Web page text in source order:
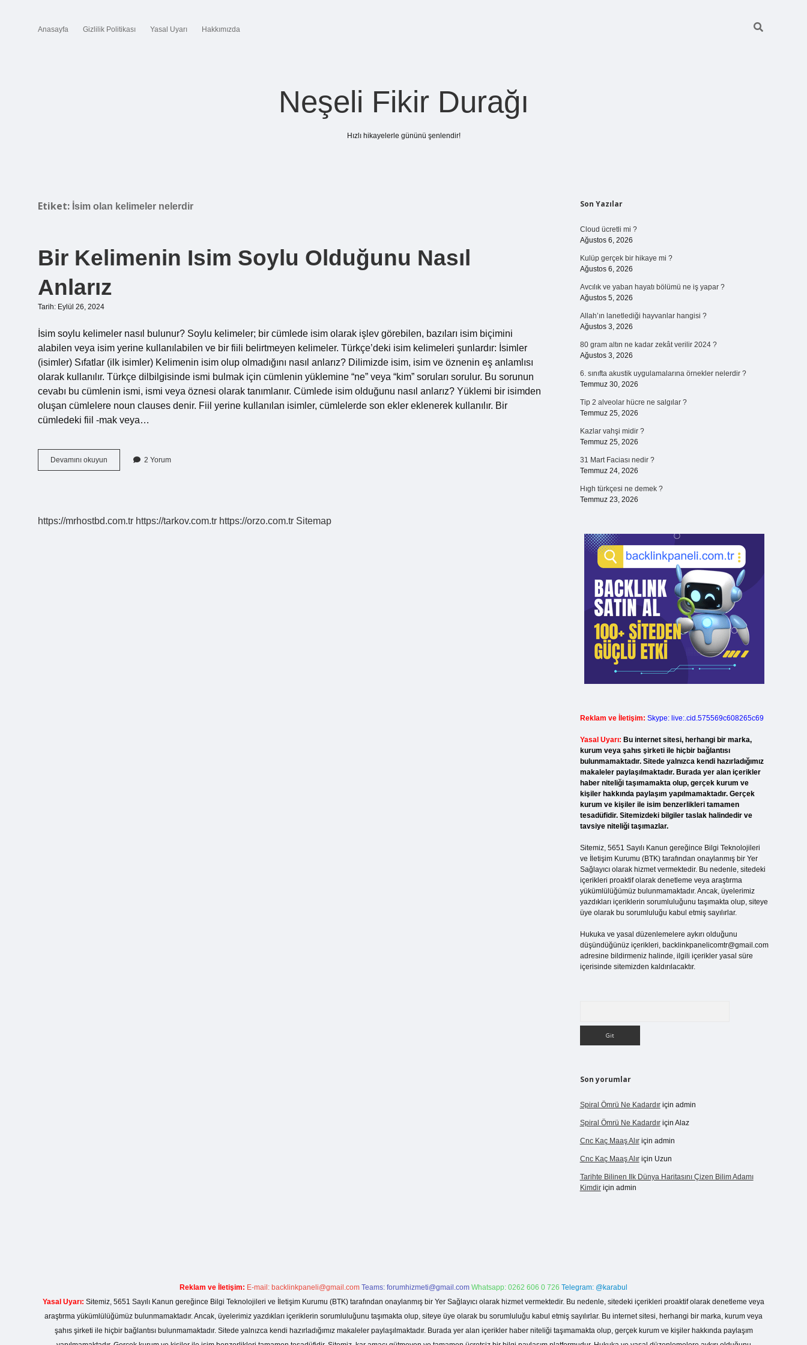
Anasayfa Gizlilik Politikası Yasal Uyarı Hakkımızda
Neşeli Fikir Durağı
Hızlı hikayelerle gününü şenlendir!
Etiket: İsim olan kelimeler nelerdir
Bir Kelimenin Isim Soylu Olduğunu Nasıl
Anlarız
Tarih: Eylül 26, 2024
İsim soylu kelimeler nasıl bulunur? Soylu kelimeler; bir cümlede isim olarak işlev görebilen, bazıları isim biçimini
alabilen veya isim yerine kullanılabilen ve bir fiili belirtmeyen kelimeler. Türkçe’deki isim kelimeleri şunlardır: İsimler
(isimler) Sıfatlar (ilk isimler) Kelimenin isim olup olmadığını nasıl anlarız? Dilimizde isim, isim ve öznenin eş anlamlısı
olarak kullanılır. Türkçe dilbilgisinde ismi bulmak için cümlenin yüklemine “ne” veya “kim” soruları sorulur. Bu sorunun
cevabı bu cümlenin ismi, ismi veya öznesi olarak tanımlanır. Cümlede isim olduğunu nasıl anlarız? Yüklemi bir isimden
oluşan cümlelere noun clauses denir. Fiil yerine kullanılan isimler, cümlelerde son ekler eklenerek kullanılır. Bir
cümledeki fiil -mak veya…
Devamını okuyun
Kelimenin
Anlarız
2 Yorum
https://mrhostbd.com.tr https://tarkov.com.tr https://orzo.com.tr Sitemap
Sidebar
Son Yazılar
Cloud ücretli mi ?
Ağustos 6, 2026
Kulüp gerçek bir hikaye mi ?
Ağustos 6, 2026
Avcılık ve yaban hayatı bölümü ne iş yapar ?
Ağustos 5, 2026
Allah’ın lanetlediği hayvanlar hangisi ?
Ağustos 3, 2026
80 gram altın ne kadar zekât verilir 2024 ?
Ağustos 3, 2026
6. sınıfta akustik uygulamalarına örnekler nelerdir ?
Temmuz 30, 2026
Tip 2 alveolar hücre ne salgılar ?
Temmuz 25, 2026
Kazlar vahşi midir ?
Temmuz 25, 2026
31 Mart Faciası nedir ?
Temmuz 24, 2026
Hıgh türkçesi ne demek ?
Temmuz 23, 2026
Reklam ve İletişim: Skype: live:.cid.575569c608265c69
Yasal Uyarı: Bu internet sitesi, herhangi bir marka,
kurum veya şahıs şirketi ile hiçbir bağlantısı
bulunmamaktadır. Sitede yalnızca kendi hazırladığımız
makaleler paylaşılmaktadır. Burada yer alan içerikler
haber niteliği taşımamakta olup, gerçek kurum ve
kişiler hakkında paylaşım yapılmamaktadır. Gerçek
kurum ve kişiler ile isim benzerlikleri tamamen
tesadüfidir. Sitemizdeki bilgiler taslak halindedir ve
tavsiye niteliği taşımazlar.
Sitemiz, 5651 Sayılı Kanun gereğince Bilgi Teknolojileri
ve İletişim Kurumu (BTK) tarafından onaylanmış bir Yer
Sağlayıcı olarak hizmet vermektedir. Bu nedenle, sitedeki
içerikleri proaktif olarak denetleme veya araştırma
yükümlülüğümüz bulunmamaktadır. Ancak, üyelerimiz
yazdıkları içeriklerin sorumluluğunu taşımakta olup, siteye
üye olarak bu sorumluluğu kabul etmiş sayılırlar.
Hukuka ve yasal düzenlemelere aykırı olduğunu
düşündüğünüz içerikleri, backlinkpanelicomtr@gmail.com
adresine bildirmeniz halinde, ilgili içerikler yasal süre
içerisinde sitemizden kaldırılacaktır.
Son yorumlar
Spiral Ömrü Ne Kadardıriçin admin
Spiral Ömrü Ne Kadardıriçin Alaz
Cnc Kaç Maaş Alıriçin admin
Cnc Kaç Maaş Alıriçin Uzun
Tarihte Bilinen Ilk Dünya Haritasını Çizen Bilim Adamı
Kimdiriçin admin
Reklam ve İletişim: E-mail: backlinkpaneli@gmail.com Teams: forumhizmeti@gmail.com Whatsapp: 0262 606 0 726 Telegram: @karabul
Yasal Uyarı: Sitemiz, 5651 Sayılı Kanun gereğince Bilgi Teknolojileri ve İletişim Kurumu (BTK) tarafından onaylanmış bir Yer Sağlayıcı olarak hizmet vermektedir. Bu nedenle, sitedeki içerikleri proaktif olarak denetleme veya
araştırma yükümlülüğümüz bulunmamaktadır. Ancak, üyelerimiz yazdıkları içeriklerin sorumluluğunu taşımakta olup, siteye üye olarak bu sorumluluğu kabul etmiş sayılırlar. Bu internet sitesi, herhangi bir marka, kurum veya
şahıs şirketi ile hiçbir bağlantısı bulunmamaktadır. Sitede yalnızca kendi hazırladığımız makaleler paylaşılmaktadır. Burada yer alan içerikler haber niteliği taşımamakta olup, gerçek kurum ve kişiler hakkında paylaşım